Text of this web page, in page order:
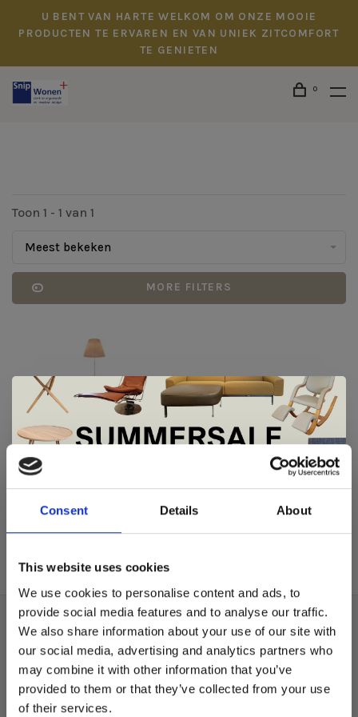
Consent Details About
This website uses cookies
We use cookies to personalise content and ads, to
provide social media features and to analyse our traffic.
We also share information about your use of our site with
our social media, advertising and analytics partners who
may combine it with other information that you’ve
provided to them or that they’ve collected from your use
of their services.
U BENT VAN HARTE WELKOM OM ONZE MOOIE
PRODUCTEN TE ERVAREN EN VAN UNIEK ZITCOMFORT
TE GENIETEN
0
Toon 1 - 1 van 1
Meest bekeken
MORE FILTERS
Luceplan
Luceplan Grand Costanza
€1.581,00
Over ons
Algemene voorwaarden
Privacy Policy
Betaalmethoden
De Summer Sale bij Snip Wonen+ is
gestart!
woonaccessoires aan te schaffen met aantrekkelijke kortingen.
In onze showroom vind je een uitgebreide selectie
designmeubelen van gerenommeerde Nederlandse en Europese
merken. Onder andere showroommodellen vanHarvink,
Gelderland,Swedese,Sculptures JeuxenArtisanzijn nu extra
voordelig verkrijgbaar. Profiteer van unieke aanbiedingen zolang
de voorraad strekt!